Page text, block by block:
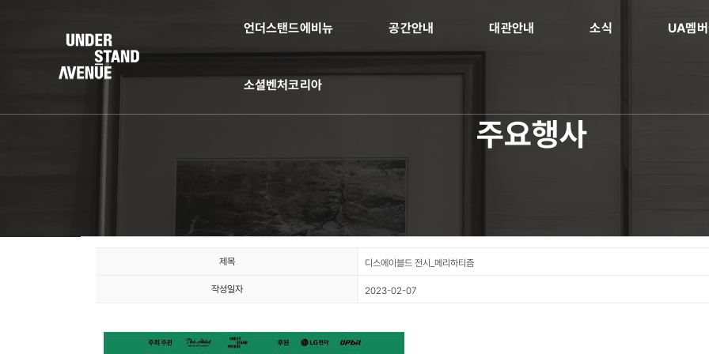
언더스탠드에비뉴 공간안내 대관안내 소식 UA멤
소셜벤처코리아
주요행사
제목 디스에이블드 전시_메리하티즘
작성일자 2023-02-07